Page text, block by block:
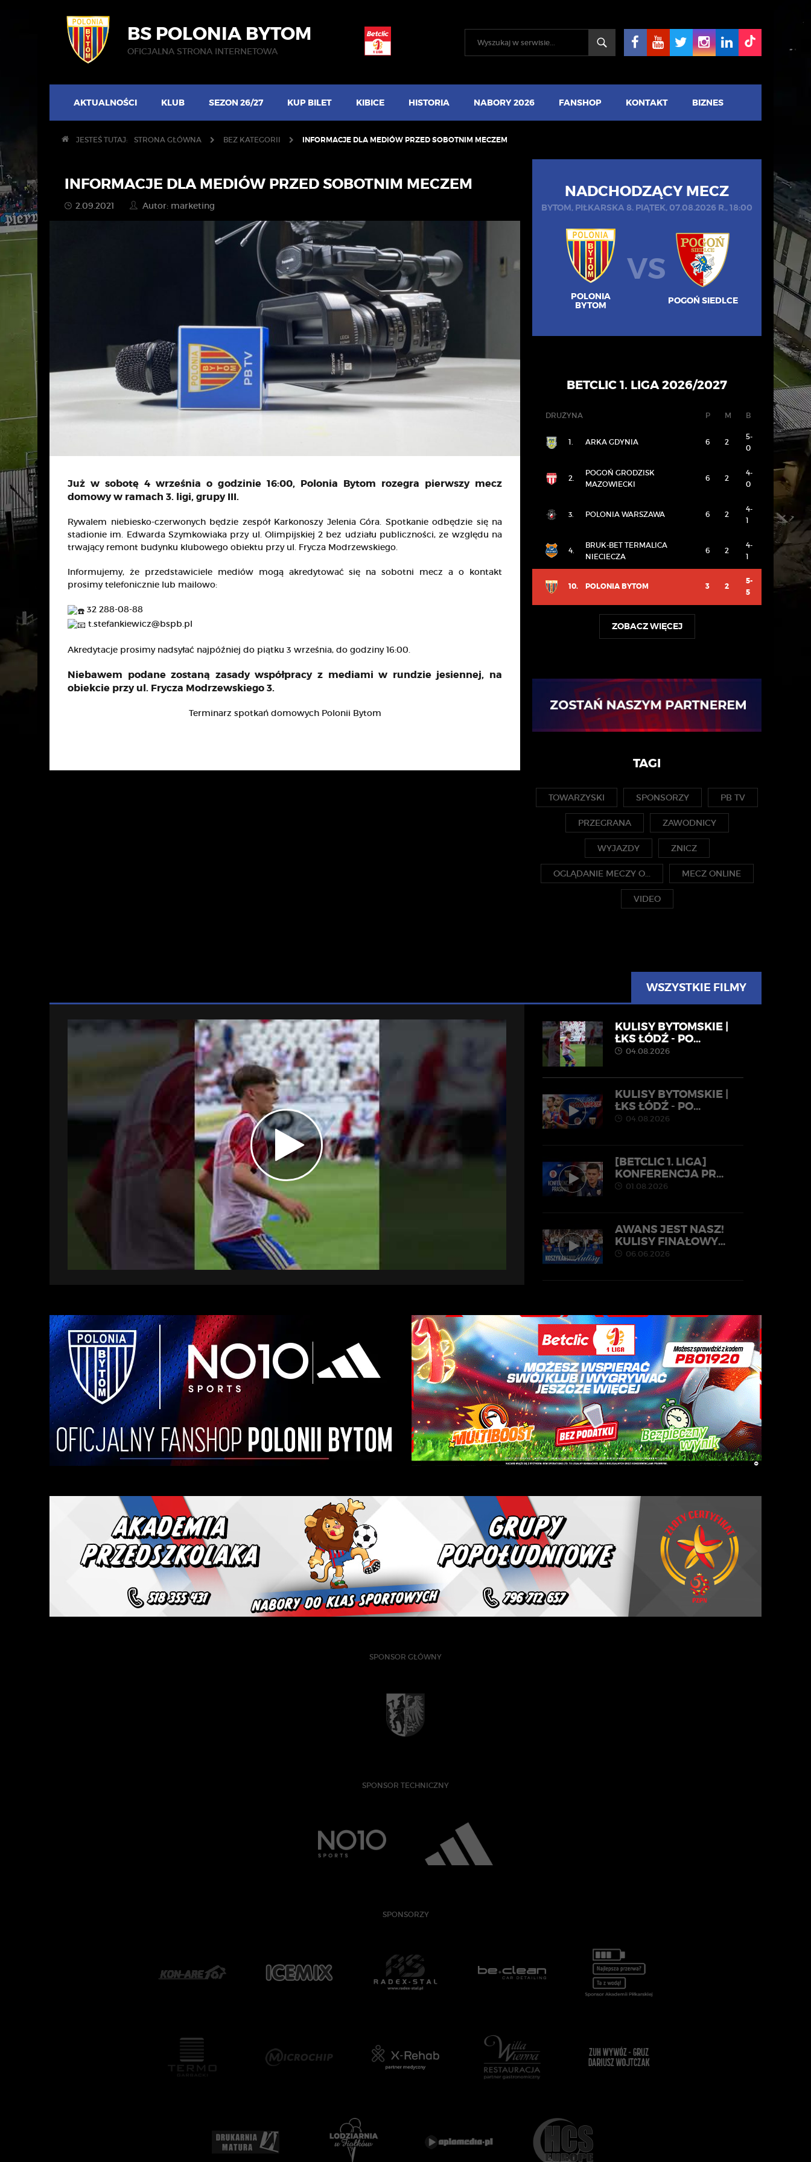
BS POLONIA BYTOM
OFICJALNA STRONA INTERNETOWA
AKTUALNOŚCI KLUB SEZON 26/27 KUP BILET KIBICE HISTORIA NABORY 2026 FANSHOP KONTAKT BIZNES
JESTEŚ TUTAJ: STRONA GŁÓWNA BEZ KATEGORII INFORMACJE DLA MEDIÓW PRZED SOBOTNIM MECZEM
INFORMACJE DLA MEDIÓW PRZED SOBOTNIM MECZEM
2.09.2021 Autor: marketing
Już w sobotę 4 września o godzinie 16:00, Polonia Bytom rozegra pierwszy mecz
domowy w ramach 3. ligi, grupy III.
Rywalem niebiesko-czerwonych będzie zespół Karkonoszy Jelenia Góra. Spotkanie odbędzie się na
stadionie im. Edwarda Szymkowiaka przy ul. Olimpijskiej 2 bez udziału publiczności, ze względu na
trwający remont budynku klubowego obiektu przy ul. Frycza Modrzewskiego.
Informujemy, że przedstawiciele mediów mogą akredytować się na sobotni mecz a o kontakt
prosimy telefonicznie lub mailowo:
32 288-08-88
t.stefankiewicz@bspb.pl
Akredytacje prosimy nadsyłać najpóźniej do piątku 3 września, do godziny 16:00.
Niebawem podane zostaną zasady współpracy z mediami w rundzie jesiennej, na
obiekcie przy ul. Frycza Modrzewskiego 3.
Terminarz spotkań domowych Polonii Bytom
NADCHODZĄCY MECZ
BYTOM, PIŁKARSKA 8. PIĄTEK, 07.08.2026 R., 18:00
POLONIA
BYTOM
VS
POGOŃ SIEDLCE
BETCLIC 1. LIGA 2026/2027
DRUŻYNA P M B
1. ARKA GDYNIA 6 2
5-
0
2.
POGOŃ GRODZISK
MAZOWIECKI
6 2
4-
0
3. POLONIA WARSZAWA 6 2
4-
1
4.
BRUK-BET TERMALICA
NIECIECZA
6 2
4-
1
10. POLONIA BYTOM 3 2
5-
5
ZOBACZ WIĘCEJ
TAGI
TOWARZYSKI SPONSORZY PB TV
PRZEGRANA ZAWODNICY
WYJAZDY ZNICZ
OGLĄDANIE MECZY O... MECZ ONLINE
VIDEO
WSZYSTKIE FILMY
KULISY BYTOMSKIE |
ŁKS ŁÓDŹ - PO...
04.08.2026
KULISY BYTOMSKIE |
ŁKS ŁÓDŹ - PO...
04.08.2026
[BETCLIC 1. LIGA]
KONFERENCJA PR...
01.08.2026
AWANS JEST NASZ!
KULISY FINAŁOWY...
06.06.2026
SPONSOR GŁÓWNY
SPONSOR TECHNICZNY
SPONSORZY